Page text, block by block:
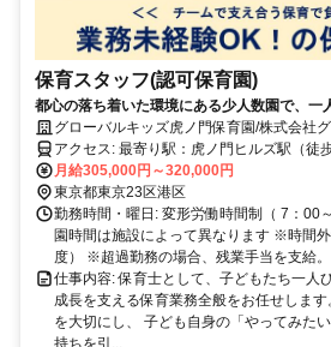
保育スタッフ(認可保育園)
都心の落ち着いた環境にある少人数園で、一
保育を実践。第二の家のような安心感の中で
過ごせる環境を大切にしています。
グローバルキッズ虎ノ門保育園/株式会社
アクセス: 最寄り駅：虎ノ門ヒルズ駅（徒
月給305,000円～320,000円
東京都東京23区港区
勤務時間・曜日: 変形労働時間制（ 7：00
園時間は施設によって異なります ※時間
度） ※超過勤務の場合、残業手当を支給。
仕事内容: 保育士として、子どもたち一人
成長を支える保育業務全般をお任せします
を大切にし、 子ども自身の「やってみた